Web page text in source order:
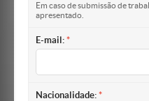
Em caso de submissão de
apresentado.
E-mail:
Nacionalidade: